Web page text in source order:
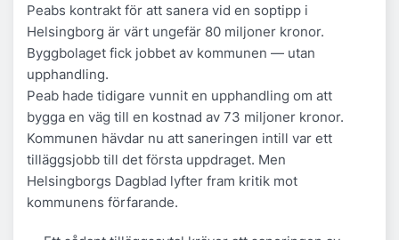
Peabs kontrakt för att sanera vid en soptipp i
Helsingborg är värt ungefär 80 miljoner kronor.
Byggbolaget fick jobbet av kommunen — utan
upphandling.
Peab hade tidigare vunnit en upphandling om att
bygga en väg till en kostnad av 73 miljoner kronor.
Kommunen hävdar nu att saneringen intill var ett
tilläggsjobb till det första uppdraget. Men
Helsingborgs Dagblad lyfter fram kritik mot
kommunens förfarande.